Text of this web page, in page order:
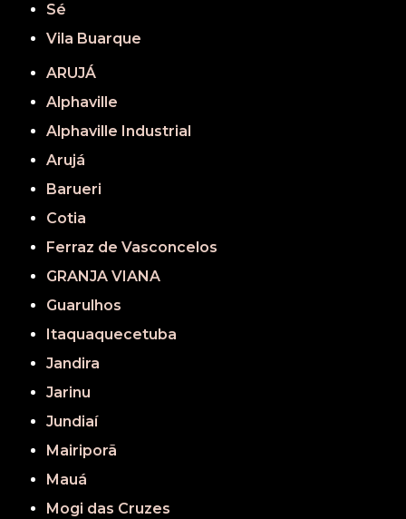
Sé
Vila Buarque
ARUJÁ
Alphaville
Alphaville Industrial
Arujá
Barueri
Cotia
Ferraz de Vasconcelos
GRANJA VIANA
Guarulhos
Itaquaquecetuba
Jandira
Jarinu
Jundiaí
Mairiporã
Mauá
Mogi das Cruzes